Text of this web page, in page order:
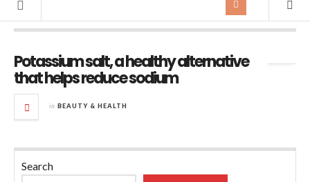
Potassium salt, a healthy alternative
that helps reduce sodium
in BEAUTY & HEALTH
Search